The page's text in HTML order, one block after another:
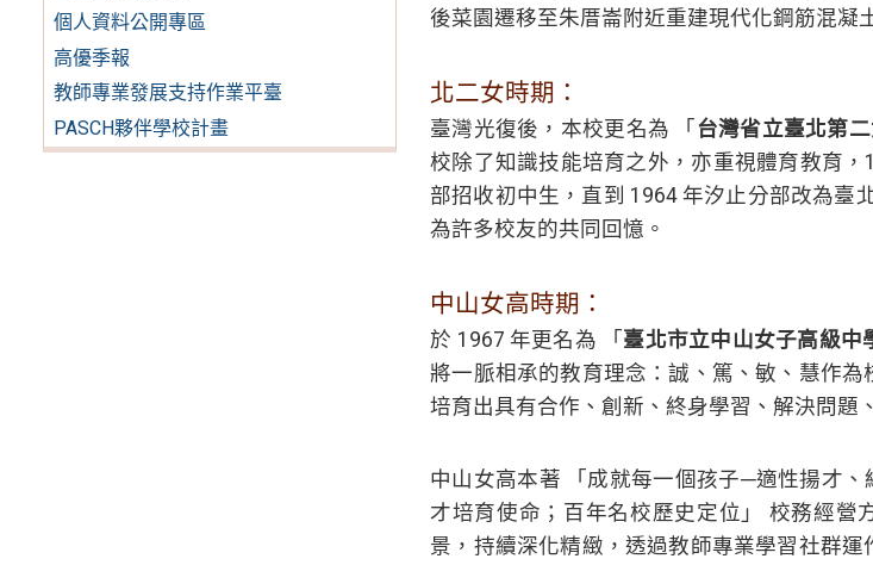
個人資料公開專區
高優季報
教師專業發展支持作業平臺
PASCH夥伴學校計畫
後菜園遷移至朱厝崙附近重建現代化鋼筋混凝
北二女時期：
臺灣光復後，本校更名為 「台灣省立臺北第
校除了知識技能培育之外，亦重視體育教育
部招收初中生，直到 1964 年汐止分部改為臺
為許多校友的共同回憶。
中山女高時期：
於 1967 年更名為 「臺北市立中山女子高級中
將一脈相承的教育理念：誠、篤、敏、慧作
培育出具有合作、創新、終身學習、解決問題
中山女高本著 「成就每一個孩子─適性揚才
才培育使命；百年名校歷史定位」 校務經營
景，持續深化精緻，透過教師專業學習社群